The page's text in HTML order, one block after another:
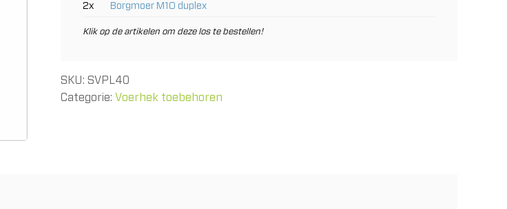
2x Borgmoer M10 duplex
Klik op de artikelen om deze los te bestellen!
SKU: SVPL40
Categorie: Voerhek toebehoren